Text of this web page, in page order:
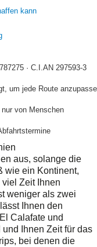
kann
· C.I.AN 297593-3
um jede Route
von Menschen
aus, solange die
wie ein Kontinent,
Zeit Ihnen
weniger als zwei
Ihnen den
Calafate und
Ihnen Zeit für das
bei denen die